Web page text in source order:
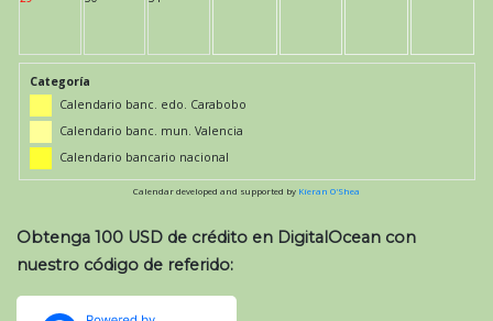
Categoría
Calendario banc. edo. Carabobo
Calendario banc. mun. Valencia
Calendario bancario nacional
Calendar developed and supported by Kieran O'Shea
Obtenga 100 USD de crédito en DigitalOcean con
nuestro código de referido: